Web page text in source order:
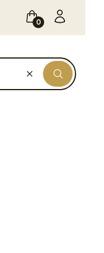
KoszykZaloguj się
WyczyśćSzukaj